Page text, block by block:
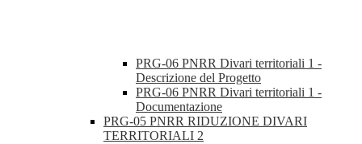
PRG-06 PNRR Divari territoriali 1 -
Descrizione del Progetto
PRG-06 PNRR Divari territoriali 1 -
Documentazione
PRG-05 PNRR RIDUZIONE DIVARI
TERRITORIALI 2